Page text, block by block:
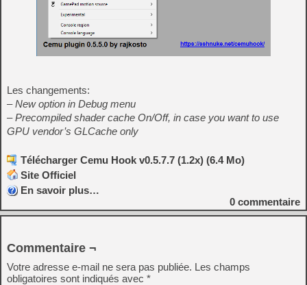
Les changements:
– New option in Debug menu
– Precompiled shader cache On/Off, in case you want to use
GPU vendor’s GLCache only
Télécharger Cemu Hook v0.5.7.7 (1.2x) (6.4 Mo)
Site Officiel
En savoir plus…
0 commentaire
Commentaire ¬
Votre adresse e-mail ne sera pas publiée. Les champs
obligatoires sont indiqués avec *